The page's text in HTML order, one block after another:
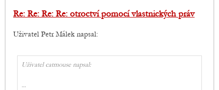
Re: Re: Re: Re: otroctví pomocí vlastnických práv
Uživatel Petr Málek napsal:
Uživatel catmouse napsal:
...